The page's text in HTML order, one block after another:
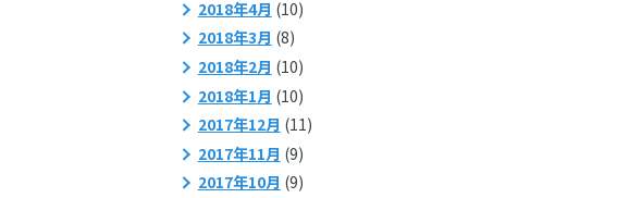
2018年4月 (10)
2018年3月 (8)
2018年2月 (10)
2018年1月 (10)
2017年12月 (11)
2017年11月 (9)
2017年10月 (9)